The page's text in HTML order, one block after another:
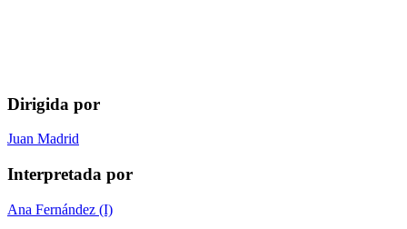
Dirigida por
Juan Madrid
Interpretada por
Ana Fernández (I)